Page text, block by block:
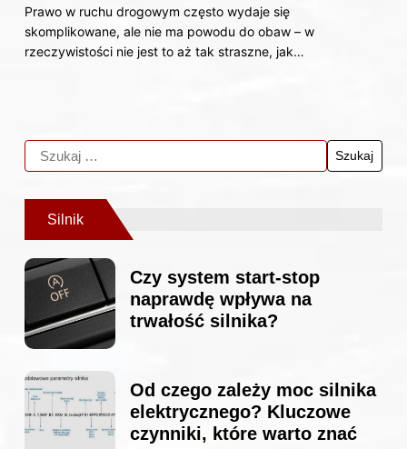
Prawo w ruchu drogowym często wydaje się
skomplikowane, ale nie ma powodu do obaw – w
rzeczywistości nie jest to aż tak straszne, jak…
Silnik
Czy system start-stop
naprawdę wpływa na
trwałość silnika?
Od czego zależy moc silnika
elektrycznego? Kluczowe
czynniki, które warto znać